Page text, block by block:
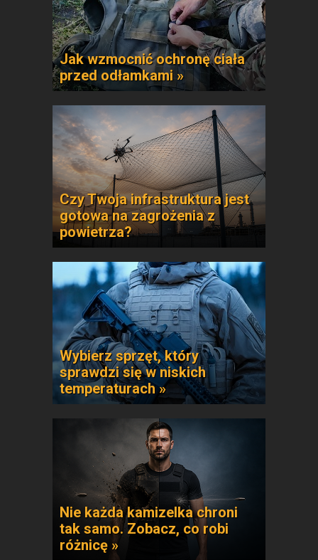
Jak wzmocnić ochronę ciała
przed odłamkami »
Czy Twoja infrastruktura jest
gotowa na zagrożenia z
powietrza?
Wybierz sprzęt, który
sprawdzi się w niskich
temperaturach »
Nie każda kamizelka chroni
tak samo. Zobacz, co robi
różnicę »